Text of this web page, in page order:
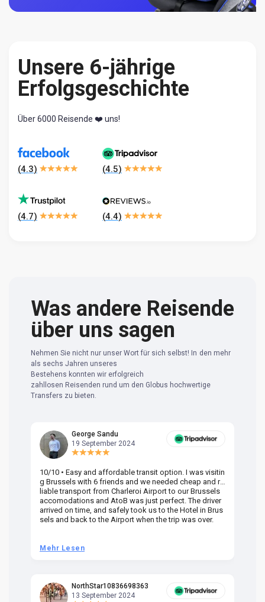
Unsere 6-jährige
Erfolgsgeschichte
Über 6000 Reisende ❤️ uns!
(4.3) (4.5)
(4.7) (4.4)
Was andere Reisende
über uns sagen
Nehmen Sie nicht nur unser Wort für sich selbst! In den mehr
als sechs Jahren unseres
Bestehens konnten wir erfolgreich
zahllosen Reisenden rund um den Globus hochwertige
Transfers zu bieten.
George Sandu
19 September 2024
10/10 • Easy and affordable transit option. I was visitin
g Brussels with 6 friends and we needed cheap and re
liable transport from Charleroi Airport to our Brussels
accomodations and AtoB was just perfect. The driver
arrived on time, and safely took us to the Hotel in Brus
sels and back to the Airport when the trip was over.
Mehr Lesen
NorthStar10836698363
13 September 2024